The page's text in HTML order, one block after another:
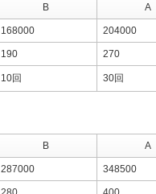
B A
168000 204000
190 270
10回 30回
B A
287000 348500